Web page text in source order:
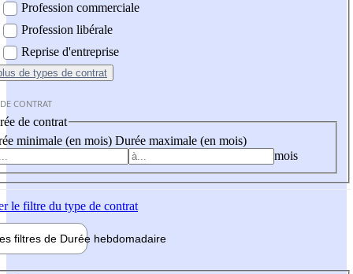
Profession commerciale
Profession libérale
Reprise d'entreprise
de types de contrat
CONTRAT
de contrat
minimale (en mois) Durée maximale (en mois)
mois
le filtre du type de contrat
filtres de Durée hebdomadaire